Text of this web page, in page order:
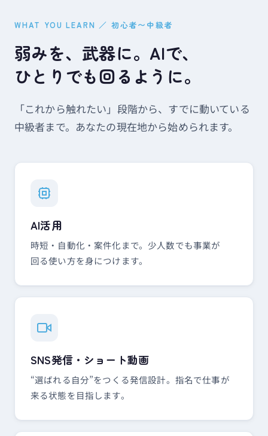
WHAT YOU LEARN ／ 初心者〜中級者
弱みを、​武器に。​AIで、​
ひとりでも​回るように。
「これから​触れたい」​段階から、​すでに​動いている​
中級者まで。​あなたの​現在地から​始められます。
AI活用
時短・​自動化・案件化まで。​少人数でも​事業が​
回る​使い方を​身に​つけます。
SNS発信・ショート動画
“選ばれる​自分”を​つくる​発信設計。​指名で​仕事が​
来る​状態を​目指します。